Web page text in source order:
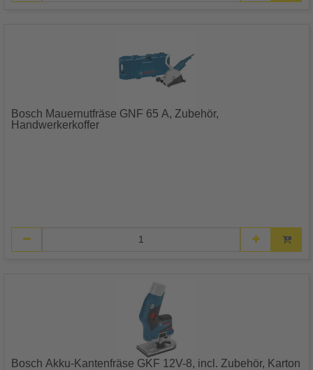
Bosch Mauernutfräse GNF 65 A, Zubehör,
Handwerkerkoffer
Bosch Akku-Kantenfräse GKF 12V-8, incl. Zubehör, Karton